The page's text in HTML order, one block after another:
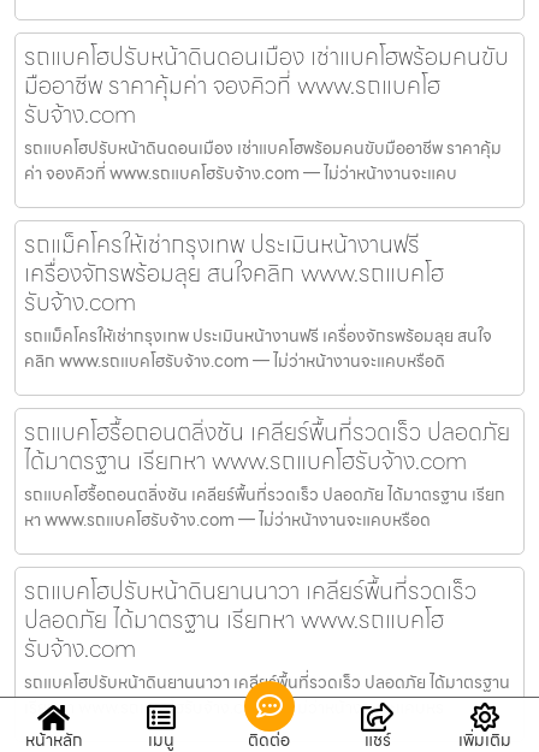
รถแบคโฮปรับหน้าดินดอนเมือง เช่าแบคโฮพร้อมคนขับ
มืออาชีพ ราคาคุ้มค่า จองคิวที่ www.รถแบคโฮ
รับจ้าง.com
รถแบคโฮปรับหน้าดินดอนเมือง เช่าแบคโฮพร้อมคนขับมืออาชีพ ราคาคุ้ม
ค่า จองคิวที่ www.รถแบคโฮรับจ้าง.com — ไม่ว่าหน้างานจะแคบ
รถแม็คโครให้เช่ากรุงเทพ ประเมินหน้างานฟรี
เครื่องจักรพร้อมลุย สนใจคลิก www.รถแบคโฮ
รับจ้าง.com
รถแม็คโครให้เช่ากรุงเทพ ประเมินหน้างานฟรี เครื่องจักรพร้อมลุย สนใจ
คลิก www.รถแบคโฮรับจ้าง.com — ไม่ว่าหน้างานจะแคบหรือดิ
รถแบคโฮรื้อถอนตลิ่งชัน เคลียร์พื้นที่รวดเร็ว ปลอดภัย
ได้มาตรฐาน เรียกหา www.รถแบคโฮรับจ้าง.com
รถแบคโฮรื้อถอนตลิ่งชัน เคลียร์พื้นที่รวดเร็ว ปลอดภัย ได้มาตรฐาน เรียก
หา www.รถแบคโฮรับจ้าง.com — ไม่ว่าหน้างานจะแคบหรือด
รถแบคโฮปรับหน้าดินยานนาวา เคลียร์พื้นที่รวดเร็ว
ปลอดภัย ได้มาตรฐาน เรียกหา www.รถแบคโฮ
รับจ้าง.com
รถแบคโฮปรับหน้าดินยานนาวา เคลียร์พื้นที่รวดเร็ว ปลอดภัย ได้มาตรฐาน
เรียกหา www.รถแบคโฮรับจ้าง.com — ไม่ว่าหน้างานจะแคบหร
หน้าหลัก
เมนู ติดต่อ แชร์ เพิ่มเติม